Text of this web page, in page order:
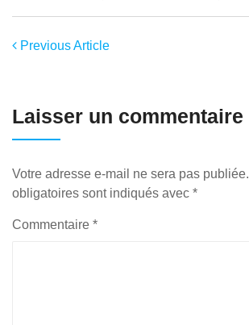
Previous Article
Laisser un commentaire
Votre adresse e-mail ne sera pas publiée.
obligatoires sont indiqués avec *
Commentaire *